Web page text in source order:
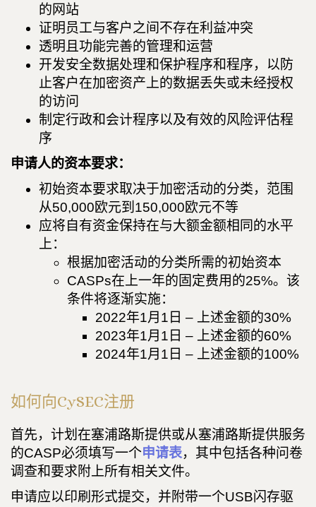
的网站
证明员工与客户之间不存在利益冲突
透明且功能完善的管理和运营
开发安全数据处理和保护程序和程序，以防
止客户在加密资产上的数据丢失或未经授权
的访问
制定行政和会计程序以及有效的风险评估程
序
申请人的资本要求：
初始资本要求取决于加密活动的分类，范围
从50,000欧元到150,000欧元不等
应将自有资金保持在与大额金额相同的水平
上：
根据加密活动的分类所需的初始资本
CASPs在上一年的固定费用的25%。该
条件将逐渐实施：
2022年1月1日 – 上述金额的30%
2023年1月1日 – 上述金额的60%
2024年1月1日 – 上述金额的100%
如何向CySEC注册
首先，计划在塞浦路斯提供或从塞浦路斯提供服务
的CASP必须填写一个申请表，其中包括各种问卷
调查和要求附上所有相关文件。
申请应以印刷形式提交，并附带一个USB闪存驱